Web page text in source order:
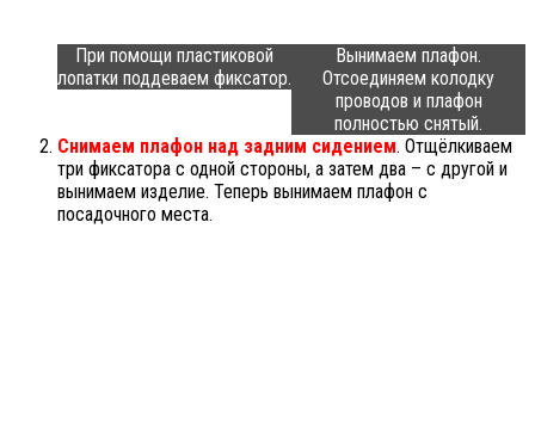
При помощи пластиковой
лопатки поддеваем фиксатор.
Вынимаем плафон.
Отсоединяем колодку
проводов и плафон
полностью снятый.
Снимаем плафон над задним сидением. Отщёлкиваем
три фиксатора с одной стороны, а затем два – с другой и
вынимаем изделие. Теперь вынимаем плафон с
посадочного места.